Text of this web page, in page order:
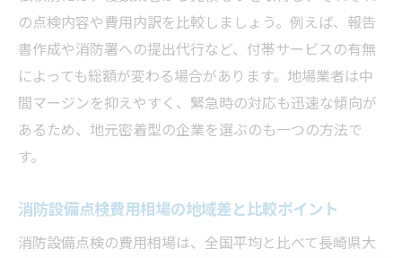
の点検内容や費用内訳を比較しましょう。例えば、報告
書作成や消防署への提出代行など、付帯サービスの有無
によっても総額が変わる場合があります。地場業者は中
間マージンを抑えやすく、緊急時の対応も迅速な傾向が
あるため、地元密着型の企業を選ぶのも一つの方法で
す。
消防設備点検費用相場の地域差と比較ポイント
消防設備点検の費用相場は、全国平均と比べて長崎県大